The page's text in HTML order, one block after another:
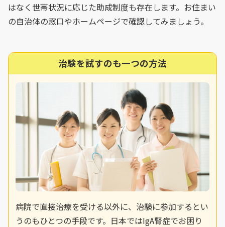
はなく世帯状況に応じた助成制度も存在します。お住まい
の自治体の窓口やホームページで確認してみましょう。
治験を試すのも一つの方法
病院で直接治療を受ける以外に、治験に参加するとい
うのもひとつの手段です。日本ではIgA腎症でお困り